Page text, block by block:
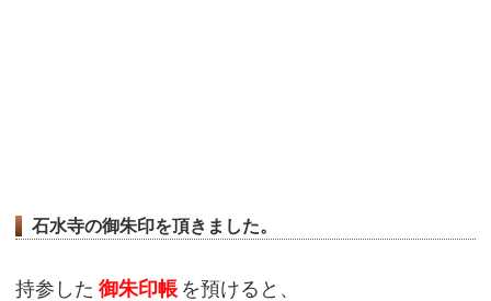
石水寺の御朱印を頂きました。
持参した 御朱印帳 を預けると、